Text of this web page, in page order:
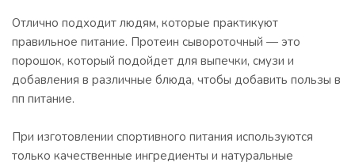
Отлично подходит людям, которые практикуют
правильное питание. Протеин сывороточный — это
порошок, который подойдет для выпечки, смузи и
добавления в различные блюда, чтобы добавить пользы в
пп питание.
При изготовлении спортивного питания используются
только качественные ингредиенты и натуральные